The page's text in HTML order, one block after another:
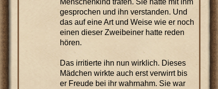
Menschenkind trafen. Sie hatte mit ihm
gesprochen und ihn verstanden. Und
das auf eine Art und Weise wie er noch
einen dieser Zweibeiner hatte reden
hören.
Das irritierte ihn nun wirklich. Dieses
Mädchen wirkte auch erst verwirrt bis
er Freude bei ihr wahrnahm. Sie war